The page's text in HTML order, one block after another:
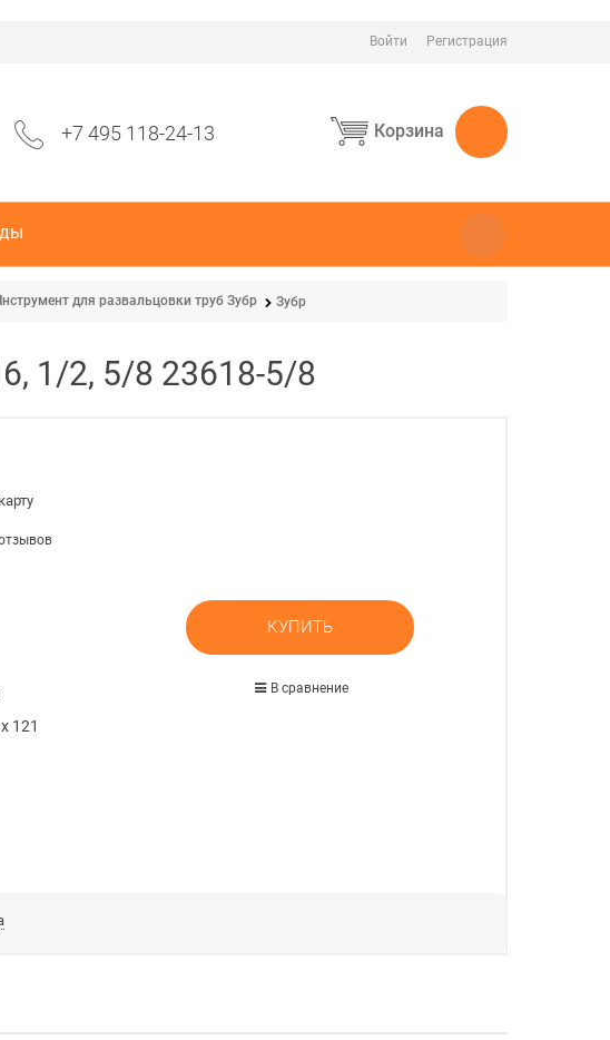
Войти Регистрация
+7 495 118-24-13 Корзина
для развальцовки труб Зубр Зубр
1/2, 5/8 23618-5/8
x 121
КУПИТЬ
В сравнение